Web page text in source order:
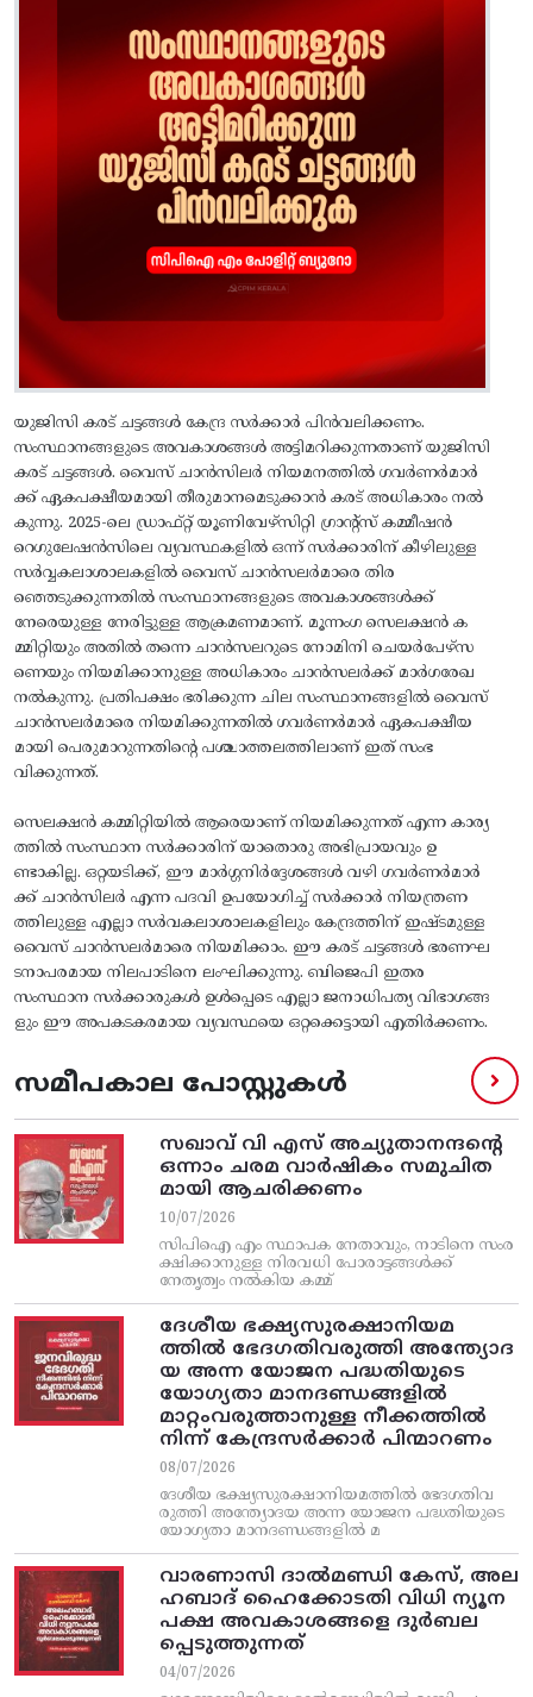
യുജിസി കരട് ചട്ടങ്ങൾ കേന്ദ്ര സർക്കാർ പിൻവലിക്കണം.
സംസ്ഥാനങ്ങളുടെ അവകാശങ്ങൾ അട്ടിമറിക്കുന്നതാണ് യുജിസി
കരട് ചട്ടങ്ങൾ. വൈസ് ചാൻസിലർ നിയമനത്തിൽ ഗവർണർമാർ
ക്ക് ഏകപക്ഷീയമായി തീരുമാനമെടുക്കാൻ കരട് അധികാരം നൽ
കുന്നു. 2025-ലെ ഡ്രാഫ്റ്റ് യൂണിവേഴ്സിറ്റി ഗ്രാൻ്റ്സ് കമ്മീഷൻ
റെഗുലേഷൻസിലെ വ്യവസ്ഥകളിൽ ഒന്ന് സർക്കാരിന് കീഴിലുള്ള
സർവ്വകലാശാലകളിൽ വൈസ് ചാൻസലർമാരെ തിര
ഞ്ഞെടുക്കുന്നതിൽ സംസ്ഥാനങ്ങളുടെ അവകാശങ്ങൾക്ക്
നേരെയുള്ള നേരിട്ടുള്ള ആക്രമണമാണ്. മൂന്നംഗ സെലക്ഷൻ ക
മ്മിറ്റിയും അതിൽ തന്നെ ചാൻസലറുടെ നോമിനി ചെയർപേഴ്സ
ണെയും നിയമിക്കാനുള്ള അധികാരം ചാൻസലർക്ക് മാർഗരേഖ
നൽകുന്നു. പ്രതിപക്ഷം ഭരിക്കുന്ന ചില സംസ്ഥാനങ്ങളിൽ വൈസ്
ചാൻസലർമാരെ നിയമിക്കുന്നതിൽ ഗവർണർമാർ ഏകപക്ഷീയ
മായി പെരുമാറുന്നതിൻ്റെ പശ്ചാത്തലത്തിലാണ് ഇത് സംഭ
വിക്കുന്നത്.
സെലക്ഷൻ കമ്മിറ്റിയിൽ ആരെയാണ് നിയമിക്കുന്നത് എന്ന കാര്യ
ത്തിൽ സംസ്ഥാന സർക്കാരിന് യാതൊരു അഭിപ്രായവും ഉ
ണ്ടാകില്ല. ഒറ്റയടിക്ക്, ഈ മാർഗ്ഗനിർദ്ദേശങ്ങൾ വഴി ഗവർണർമാർ
ക്ക് ചാൻസിലർ എന്ന പദവി ഉപയോഗിച്ച് സർക്കാർ നിയന്ത്രണ
ത്തിലുള്ള എല്ലാ സർവകലാശാലകളിലും കേന്ദ്രത്തിന് ഇഷ്ടമുള്ള
വൈസ് ചാൻസലർമാരെ നിയമിക്കാം. ഈ കരട് ചട്ടങ്ങൾ ഭരണഘ
ടനാപരമായ നിലപാടിനെ ലംഘിക്കുന്നു. ബിജെപി ഇതര
സംസ്ഥാന സർക്കാരുകൾ ഉൾപ്പെടെ എല്ലാ ജനാധിപത്യ വിഭാഗങ്ങ
ളും ഈ അപകടകരമായ വ്യവസ്ഥയെ ഒറ്റക്കെട്ടായി എതിർക്കണം.
സമീപകാല പോസ്റ്റുകൾ
സഖാവ് വി എസ്‌ അച്യുതാനന്ദന്റെ
ഒന്നാം ചരമ വാര്‍ഷികം സമുചിത
മായി ആചരിക്കണം
10/07/2026
സിപിഐ എം സ്ഥാപക നേതാവും, നാടിനെ സംര
ക്ഷിക്കാനുള്ള നിരവധി പോരാട്ടങ്ങള്‍ക്ക്‌
നേതൃത്വം നല്‍കിയ കമ്മ്
ദേശീയ ഭക്ഷ്യസുരക്ഷാനിയമ
ത്തിൽ ഭേദഗതിവരുത്തി അന്ത്യോദ
യ അന്ന യോജന പദ്ധതിയുടെ
യോഗ്യതാ മാനദണ്ഡങ്ങളിൽ
മാറ്റംവരുത്താനുള്ള നീക്കത്തിൽ
നിന്ന്‌ കേന്ദ്രസർക്കാർ പിന്മാറണം
08/07/2026
ദേശീയ ഭക്ഷ്യസുരക്ഷാനിയമത്തിൽ ഭേദഗതിവ
രുത്തി അന്ത്യോദയ അന്ന യോജന പദ്ധതിയുടെ
യോഗ്യതാ മാനദണ്ഡങ്ങളിൽ മ
വാരണാസി ദാൽമണ്ഡി കേസ്, അല
ഹബാദ് ഹൈക്കോടതി വിധി ന്യൂന
പക്ഷ അവകാശങ്ങളെ ദുർബല
പ്പെടുത്തുന്നത്
04/07/2026